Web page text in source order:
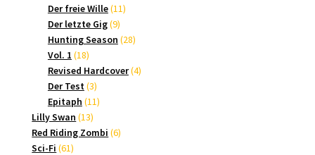
Produkte
Der freie Wille 1111
Der letzte Gig 99
Produkte
Hunting Season 2828
Vol. 1 1818
Produkte
Revised Hardcover 44
Der Test 33
Produkte
Epitaph 1111
Lilly Swan 1313
Produkte
Red Riding Zombi 66
Sci-Fi 6161